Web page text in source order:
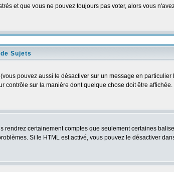
et que vous ne pouvez toujours pas voter, alors vous
Sujets
pouvez aussi le désactiver sur un message en
sur la manière dont quelque chose doit être
certainement comptes que seulement certaines
Si le HTML est activé, vous pouvez le désactiver